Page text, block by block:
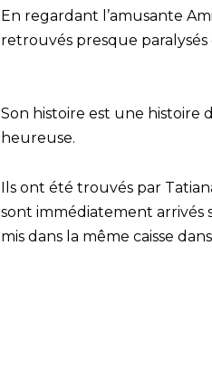
En regardant l’amusante
retrouvés presque
Son histoire est une histoire
heureuse.
Ils ont été trouvés par
sont immédiatement arrivés
mis dans la même caisse